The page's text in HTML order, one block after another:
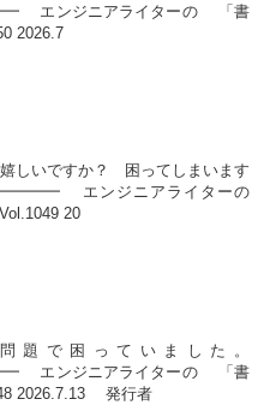
ジニアライターの 「書
2026.7
嬉しいですか？ 困ってしまいます
エンジニアライターの
20
題で困っていました。
ジニアライターの 「書
2026.7.13 発行者